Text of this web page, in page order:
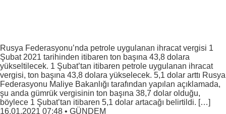
Rusya Federasyonu’nda petrole uygulanan ihracat vergisi 1
Şubat 2021 tarihinden itibaren ton başına 43,8 dolara
yükseltilecek. 1 Şubat’tan itibaren petrole uygulanan ihracat
vergisi, ton başına 43,8 dolara yükselecek. 5,1 dolar arttı Rusya
Federasyonu Maliye Bakanlığı tarafından yapılan açıklamada,
şu anda gümrük vergisinin ton başına 38,7 dolar olduğu,
böylece 1 Şubat’tan itibaren 5,1 dolar artacağı belirtildi. […]
16.01.2021 07:48 • GÜNDEM